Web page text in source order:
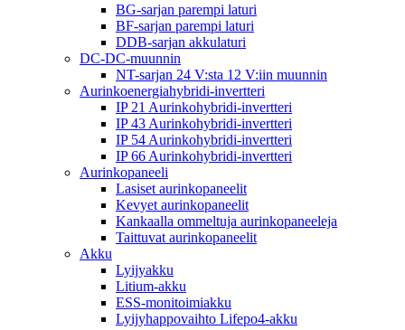
BG-sarjan parempi laturi
BF-sarjan parempi laturi
DDB-sarjan akkulaturi
DC-DC-muunnin
NT-sarjan 24 V:sta 12 V:iin muunnin
Aurinkoenergiahybridi-invertteri
IP 21 Aurinkohybridi-invertteri
IP 43 Aurinkohybridi-invertteri
IP 54 Aurinkohybridi-invertteri
IP 66 Aurinkohybridi-invertteri
Aurinkopaneeli
Lasiset aurinkopaneelit
Kevyet aurinkopaneelit
Kankaalla ommeltuja aurinkopaneeleja
Taittuvat aurinkopaneelit
Akku
Lyijyakku
Litium-akku
ESS-monitoimiakku
Lyijyhappovaihto Lifepo4-akku